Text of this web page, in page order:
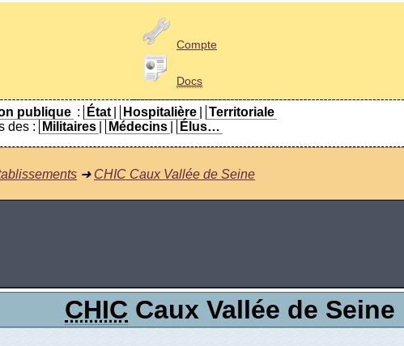
Compte
Docs
publique : État Hospitalière
Territoriale
des :
Militaires Médecins Élus…
➜ CHIC Caux Vallée de Seine
CHIC Caux Vallée de Seine